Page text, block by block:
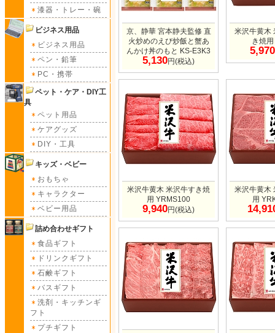
漆器・トレー・碗
ビジネス用品
ビジネス用品
ペン・鉛筆
PC・携帯
ペット・ケア・DIY工
具
ペット用品
ケアグッズ
DIY・工具
キッズ・ベビー
おもちゃ
キャラクター
ベビー用品
詰め合わせギフト
食品ギフト
ドリンクギフト
石鹸ギフト
バスギフト
洗剤・キッチンギ
フト
プチギフト
京、静華 宮本静夫監修 直
火炒めのえび炒飯と蟹あ
んかけ丼のもと KS-E3K3
5,130円(税込)
米沢牛黄木
き焼
5,970
米沢牛黄木 米沢牛すき焼
用 YRMS100
9,940円(税込)
米沢牛黄木
用